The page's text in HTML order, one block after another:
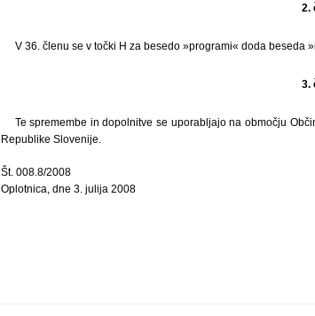
2.
V 36. členu se v točki H za besedo »programi« doda beseda
3.
Te spremembe in dopolnitve se uporabljajo na območju
Republike Slovenije.
Št. 008.8/2008
Oplotnica, dne 3. julija 2008